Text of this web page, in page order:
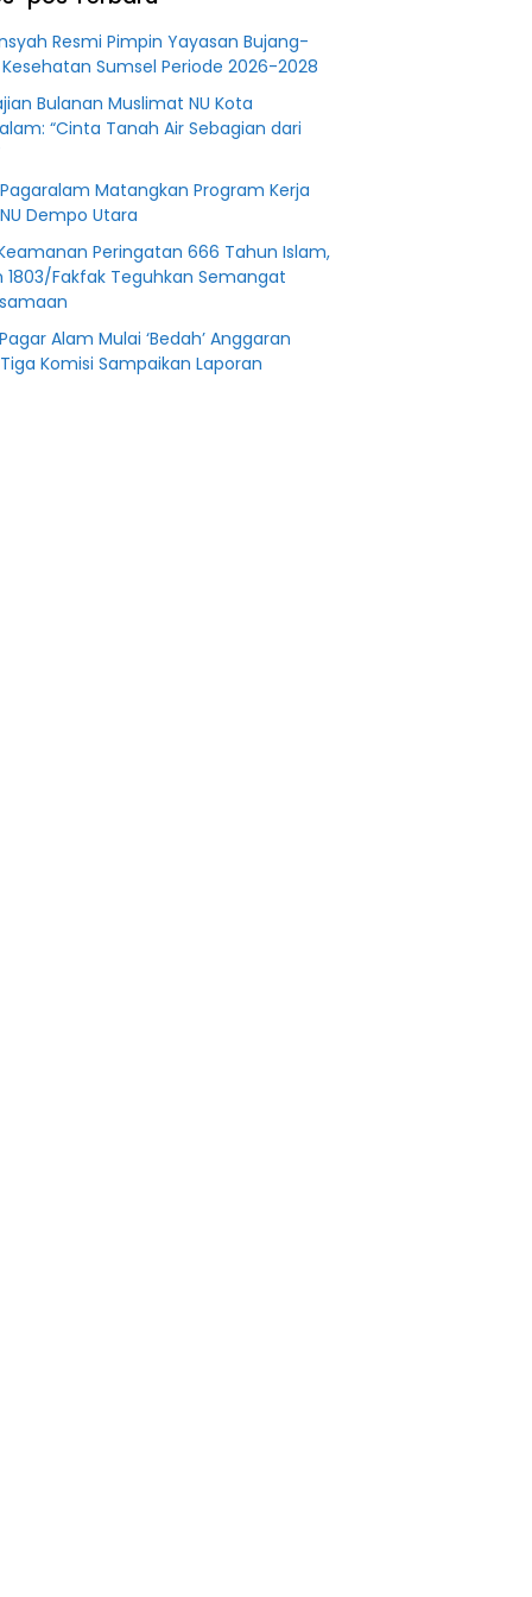
Fiktif
M PT Resmi Pimpin Yayasan Bujang-
Sumsel Periode 2026-2028
Bulanan Muslimat NU Kota
“Cinta Tanah Air Sebagian dari
Pagaralam Matangkan Program Kerja
Dempo Utara
Peringatan 666 Tahun Islam,
1803/Fakfak Teguhkan Semangat
Alam Mulai ‘Bedah’ Anggaran
Komisi Sampaikan Laporan